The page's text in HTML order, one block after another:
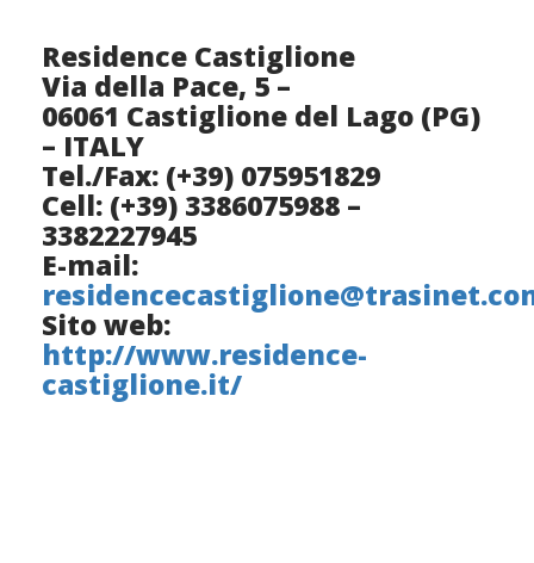
Residence Castiglione
Via della Pace, 5 –
06061 Castiglione del Lago (PG)
– ITALY
Tel./Fax: (+39) 075951829
Cell: (+39) 3386075988 –
3382227945
E-mail:
Sito web:
http://www.residence-
castiglione.it/